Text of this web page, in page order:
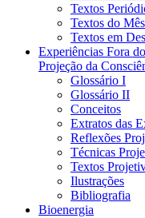
Textos
Textos do Mês
Textos em
Experiências Fora
Projeção da
Glossário I
Glossário II
Conceitos
Extratos das
Reflexões
Técnicas
Textos
Ilustrações
Bibliografia
Bioenergia